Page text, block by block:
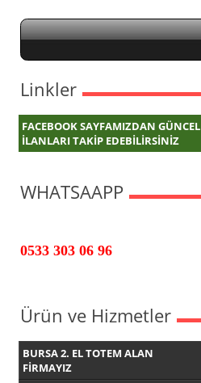
Linkler
FACEBOOK SAYFAMIZDAN GÜNCEL
İLANLARI TAKİP EDEBİLİRSİNİZ
WHATSAAPP
0533 303 06 96
Ürün ve Hizmetler
BURSA 2. EL TOTEM ALAN
FİRMAYIZ